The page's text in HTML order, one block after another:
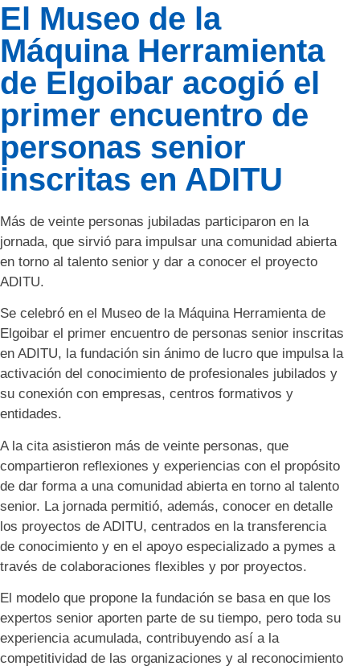
El Museo de la
Máquina Herramienta
de Elgoibar acogió el
primer encuentro de
personas senior
inscritas en ADITU
Más de veinte personas jubiladas participaron en la
jornada, que sirvió para impulsar una comunidad abierta
en torno al talento senior y dar a conocer el proyecto
ADITU.
Se celebró en el Museo de la Máquina Herramienta de
Elgoibar el primer encuentro de personas senior inscritas
en ADITU, la fundación sin ánimo de lucro que impulsa la
activación del conocimiento de profesionales jubilados y
su conexión con empresas, centros formativos y
entidades.
A la cita asistieron más de veinte personas, que
compartieron reflexiones y experiencias con el propósito
de dar forma a una comunidad abierta en torno al talento
senior. La jornada permitió, además, conocer en detalle
los proyectos de ADITU, centrados en la transferencia
de conocimiento y en el apoyo especializado a pymes a
través de colaboraciones flexibles y por proyectos.
El modelo que propone la fundación se basa en que los
expertos senior aporten parte de su tiempo, pero toda su
experiencia acumulada, contribuyendo así a la
competitividad de las organizaciones y al reconocimiento